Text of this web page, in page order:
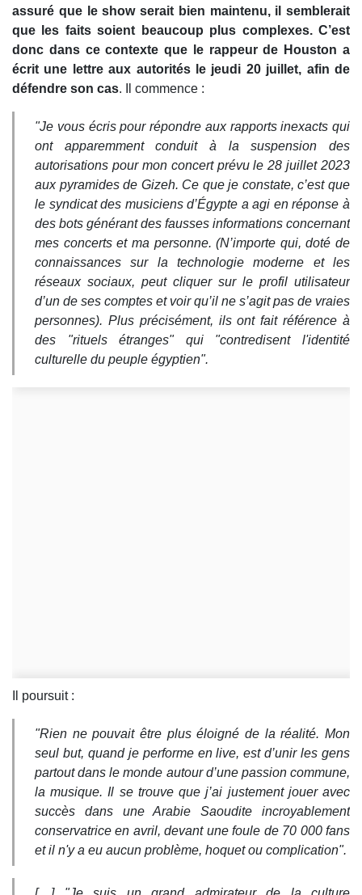
assuré que le show serait bien maintenu, il semblerait
que les faits soient beaucoup plus complexes. C’est
donc dans ce contexte que le rappeur de Houston a
écrit une lettre aux autorités le jeudi 20 juillet, afin de
défendre son cas. Il commence :
"Je vous écris pour répondre aux rapports inexacts qui
ont apparemment conduit à la suspension des
autorisations pour mon concert prévu le 28 juillet 2023
aux pyramides de Gizeh. Ce que je constate, c’est que
le syndicat des musiciens d’Égypte a agi en réponse à
des bots générant des fausses informations concernant
mes concerts et ma personne. (N’importe qui, doté de
connaissances sur la technologie moderne et les
réseaux sociaux, peut cliquer sur le profil utilisateur
d’un de ses comptes et voir qu’il ne s’agit pas de vraies
personnes). Plus précisément, ils ont fait référence à
des "rituels étranges" qui "contredisent l'identité
culturelle du peuple égyptien".
Il poursuit :
"Rien ne pouvait être plus éloigné de la réalité. Mon
seul but, quand je performe en live, est d’unir les gens
partout dans le monde autour d’une passion commune,
la musique. Il se trouve que j’ai justement jouer avec
succès dans une Arabie Saoudite incroyablement
conservatrice en avril, devant une foule de 70 000 fans
et il n'y a eu aucun problème, hoquet ou complication".